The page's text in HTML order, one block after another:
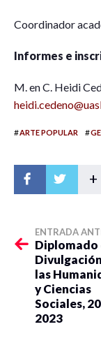
Coordinador
Informes e
M. en C. Heidi
#ARTE POPULAR #
+
ENTRADA
Diplomado
las
y Ciencias
Sociales,
2023